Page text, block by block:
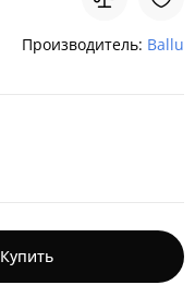
Производитель: Ballu
Купить